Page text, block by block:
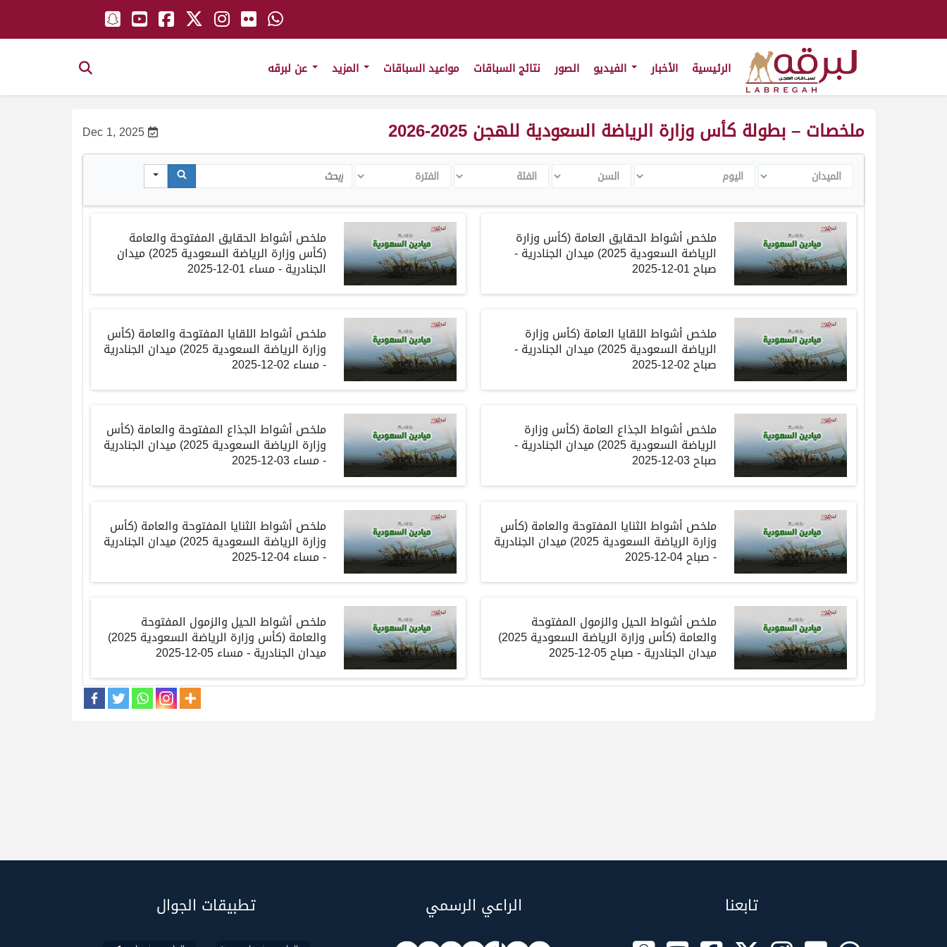
الرئيسية الأخبار الصور نتائج السباقات مواعيد السباقات
Dec 1, 2025 ملخصات – بطولة كأس وزارة الرياضة السعودية للهجن 2025-2026
الميدان اليوم السن الفئة الفترة Search
ملخص أشواط الحقايق العامة(كأس وزارة
الرياضة السعودية 2025 )ميدان الجنادرية-
صباح01-12-2025
ملخص أشواط الحقايق المفتوحة والعامة
(كأس وزارة الرياضة السعودية 2025 )ميدان
الجنادرية-مساء01-12-2025
ملخص أشواط اللقايا العامة(كأس وزارة
الرياضة السعودية2025) ميدان الجنادرية-
صباح02-12-2025
ملخص أشواط اللقايا المفتوحة والعامة(كأس
وزارة الرياضة السعودية2025) ميدان الجنادرية
-مساء 02-12-2025
ملخص أشواط الجذاع العامة(كأس وزارة
الرياضة السعودية2025) ميدان الجنادرية-
صباح03-12-2025
ملخص أشواط الجذاع المفتوحة والعامة(كأس
وزارة الرياضة السعودية2025) ميدان الجنادرية
-مساء03-12-2025
ملخص أشواط الثنايا المفتوحة والعامة(كأس
وزارة الرياضة السعودية2025) ميدان الجنادرية
-صباح04-12-2025
ملخص أشواط الثنايا المفتوحة والعامة(كأس
وزارة الرياضة السعودية2025) ميدان الجنادرية
-مساء04-12-2025
ملخص أشواط الحيل والزمول المفتوحة
والعامة(كأس وزارة الرياضة السعودية2025)
ميدان الجنادرية-صباح05-12-2025
ملخص أشواط الحيل والزمول المفتوحة
والعامة(كأس وزارة الرياضة السعودية2025)
ميدان الجنادرية-مساء05-12-2025
تابعنا الراعي الرسمي تطبيقات الجوال